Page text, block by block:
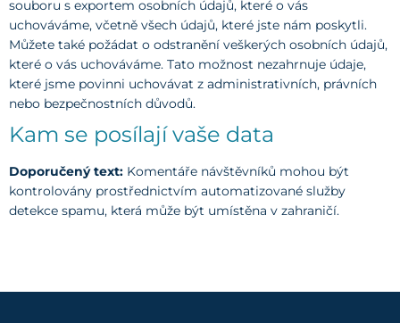
souboru s exportem osobních údajů, které o vás
uchováváme, včetně všech údajů, které jste nám poskytli.
Můžete také požádat o odstranění veškerých osobních údajů,
které o vás uchováváme. Tato možnost nezahrnuje údaje,
které jsme povinni uchovávat z administrativních, právních
nebo bezpečnostních důvodů.
Kam se posílají vaše data
Doporučený text: Komentáře návštěvníků mohou být
kontrolovány prostřednictvím automatizované služby
detekce spamu, která může být umístěna v zahraničí.